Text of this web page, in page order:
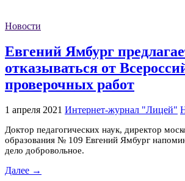
Новости
Евгений Ямбург
отказываться от
проверочных работ
1 апреля 2021 Интернет-журнал "Лицей"
Доктор педагогических наук, директор
образования № 109 Евгений Ямбург
дело добровольное.
Далее →